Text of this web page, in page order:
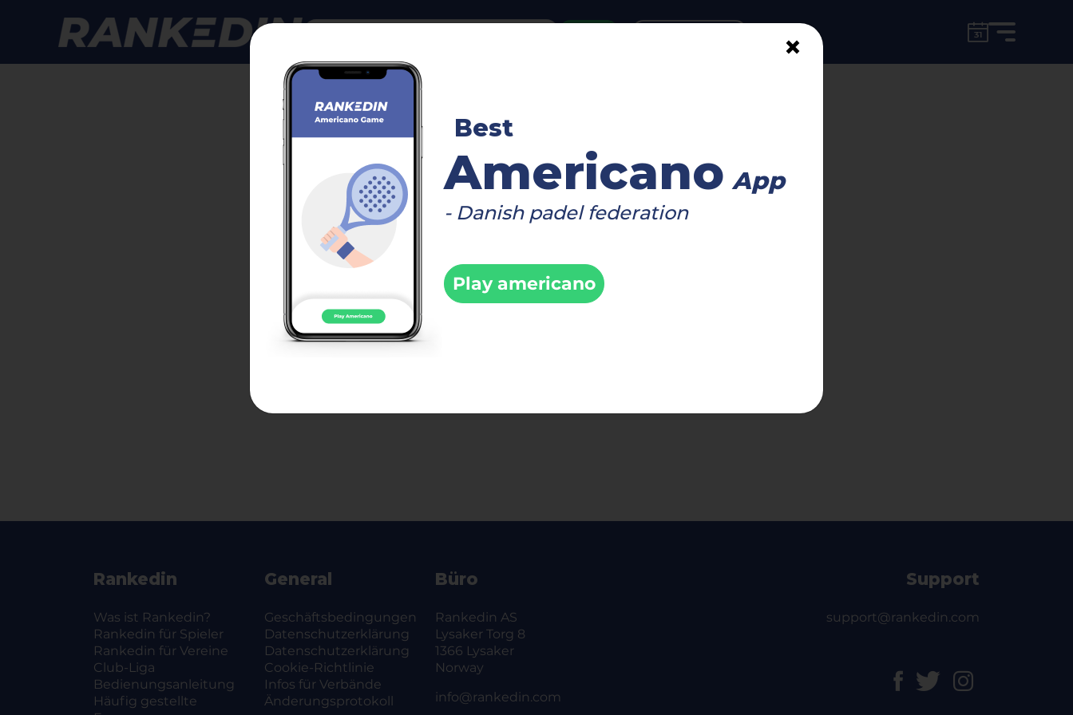
GPS 350 Herren - Peakz Padel Kleve
Beim Turnier anmelden
Anmeldung geschlossen
Zur Turnierseite
×
Best
Americano App
- Danish padel federation
Play americano
Rankedin
Was ist Rankedin?
Rankedin für Spieler
Rankedin für Vereine
Club-Liga
Bedienungsanleitung
Häufig gestellte
General
Geschäftsbedingungen
Datenschutzerklärung
Datenschutzerklärung
Cookie-Richtlinie
Infos für Verbände
Änderungsprotokoll
Büro
Rankedin AS
Lysaker Torg 8
1366 Lysaker
Norway
info@rankedin.com
Support
support@rankedin.com